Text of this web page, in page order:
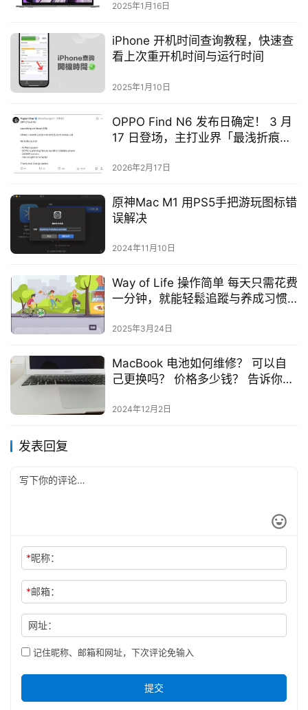
2025年1月16日
iPhone 开机时间查询教程，快速查
看上次重开机时间与运行时间
2025年1月10日
OPPO Find N6 发布日确定！ 3 月
17 日登场，主打业界「最浅折痕」
2026年2月17日
原神Mac M1 用PS5手把游玩图标错
误解决
2024年11月10日
Way of Life 操作简单 每天只需花费
一分钟，就能轻鬆追蹤与养成习惯
2025年3月24日
MacBook 电池如何维修？ 可以自
己更换吗？ 价格多少钱？ 告诉你该
2024年12月2日
发表回复
*昵称：
*邮箱：
网址：
记住昵称、邮箱和网址，下次评论免输入
提交